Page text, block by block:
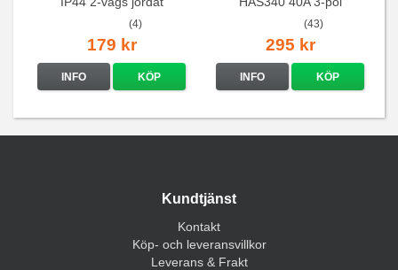
(4)
179 kr
INFO KÖP
(43)
295 kr
INFO KÖP
Kundtjänst
Kontakt
Köp- och leveransvillkor
Leverans & Frakt